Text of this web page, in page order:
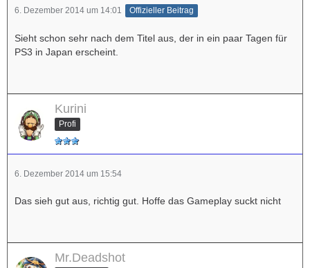
6. Dezember 2014 um 14:01 Offizieller Beitrag
Sieht schon sehr nach dem Titel aus, der in ein paar Tagen für
PS3 in Japan erscheint.
Kurini
Profi
6. Dezember 2014 um 15:54
Das sieh gut aus, richtig gut. Hoffe das Gameplay suckt nicht
Mr.Deadshot